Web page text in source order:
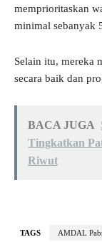
memprioritaskan
minimal sebanyak
Selain itu, mereka
secara baik dan
BACA JUGA
Tingkatkan
Riwut
TAGS AMDAL